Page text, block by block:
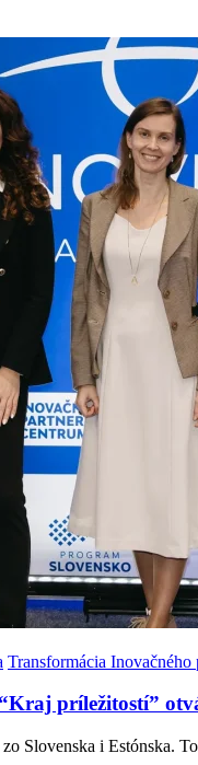
Transformácia Inovačného
príležitostí”
Slovenska i